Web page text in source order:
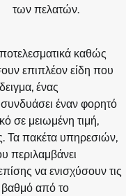
των πελατών.
καθώς
επιπλέον είδη που
ένας
έναν φορητό
σε μειωμένη τιμή,
Τα πακέτα υπηρεσιών,
περιλαμβάνει
να ενισχύσουν τις
βαθμό από το